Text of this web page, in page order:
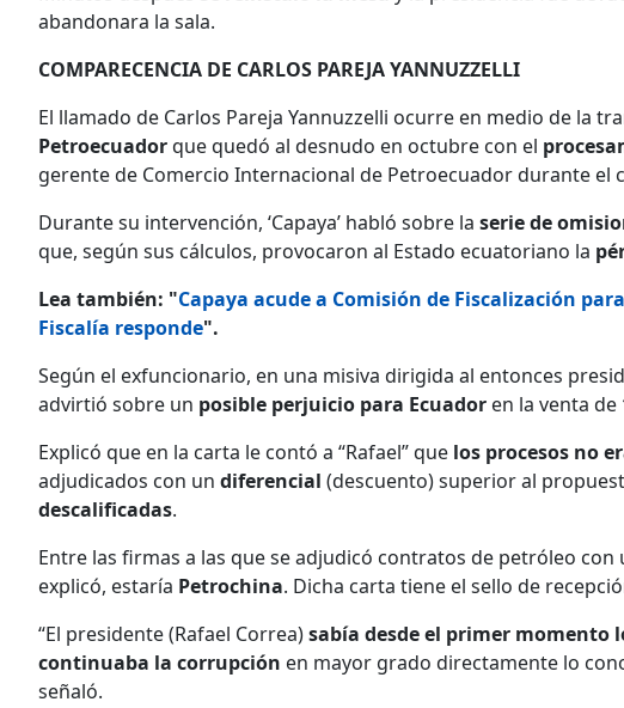
abandonara la sala.
COMPARECENCIA DE CARLOS PAREJA YANNUZZELLI
El llamado de Carlos Pareja Yannuzzelli ocurre en medio de la
Petroecuadorque quedó al desnudo en octubre con el
gerente de Comercio Internacional de Petroecuador durante el
Durante su intervención, ‘Capaya’ habló sobre la serie de
que, según sus cálculos, provocaron al Estado ecuatoriano la
Lea también: "Capaya acude a Comisión de Fiscalización
Fiscalía responde".
Según el exfuncionario, en una misiva dirigida al entonces
advirtió sobre un posible perjuicio para Ecuador en la venta de
Explicó que en la carta le contó a “Rafael” que los procesos no
adjudicados con un diferencial (descuento) superior al
descalificadas.
Entre las firmas a las que se adjudicó contratos de petróleo con
explicó, estaría Petrochina. Dicha carta tiene el sello de
“El presidente (Rafael Correa)sabía desde el primer momento
continuaba la corrupción en mayor grado directamente lo
señaló.